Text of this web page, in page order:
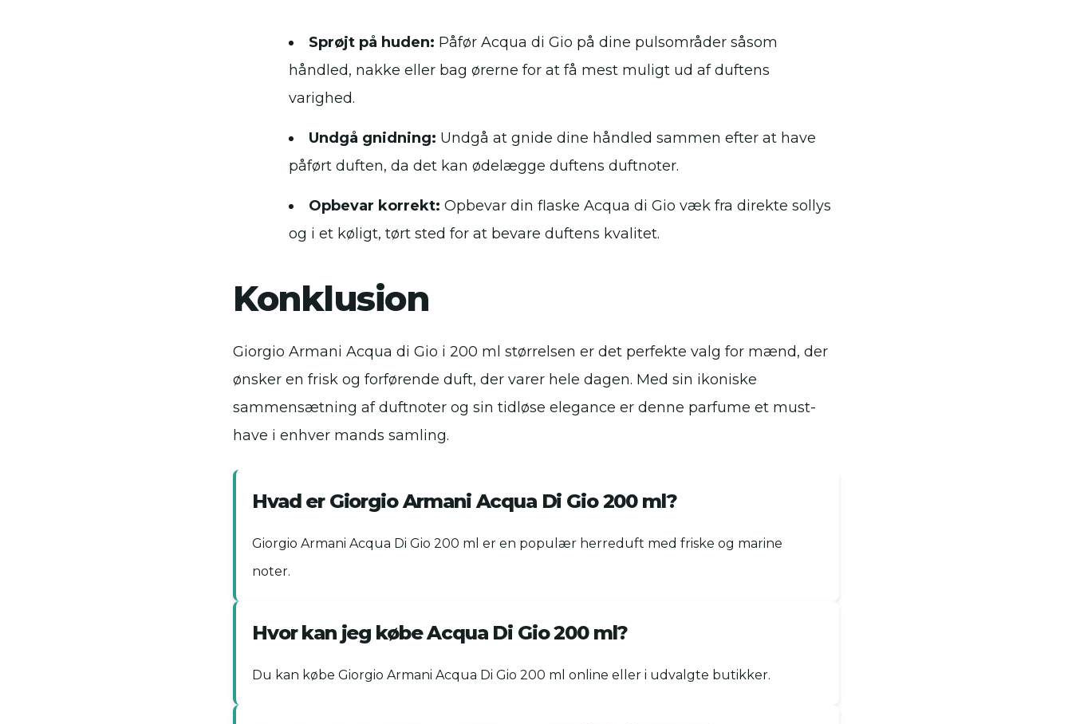
Sprøjt på huden: Påfør Acqua di Gio på dine pulsområder såsom
håndled, nakke eller bag ørerne for at få mest muligt ud af duftens
varighed.
Undgå gnidning: Undgå at gnide dine håndled sammen efter at have
påført duften, da det kan ødelægge duftens duftnoter.
Opbevar korrekt: Opbevar din flaske Acqua di Gio væk fra direkte sollys
og i et køligt, tørt sted for at bevare duftens kvalitet.
Konklusion
Giorgio Armani Acqua di Gio i 200 ml størrelsen er det perfekte valg for mænd, der
ønsker en frisk og forførende duft, der varer hele dagen. Med sin ikoniske
sammensætning af duftnoter og sin tidløse elegance er denne parfume et must-
have i enhver mands samling.
Hvad er Giorgio Armani Acqua Di Gio 200 ml?
Giorgio Armani Acqua Di Gio 200 ml er en populær herreduft med friske og marine
noter.
Hvor kan jeg købe Acqua Di Gio 200 ml?
Du kan købe Giorgio Armani Acqua Di Gio 200 ml online eller i udvalgte butikker.